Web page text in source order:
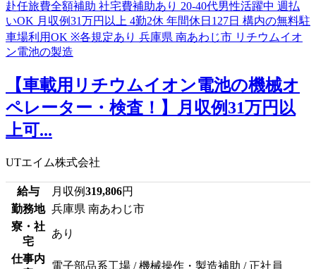
【車載用リチウムイオン電池の機械オ
ペレーター・検査！】月収例31万円以
上可...
UTエイム株式会社
給与 月収例319,806円
勤務地 兵庫県 南あわじ市
寮・社
宅
あり
仕事内
電子部品系工場 / 機械操作・製造補助 / 正社員